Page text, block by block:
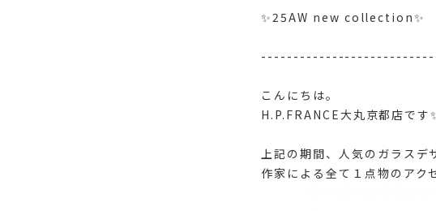
✨25AW new collection✨
こんにちは。
H.P.FRANCE大丸京都店です
上記の期間、人気のガラスデ
作家による全て１点物のアク